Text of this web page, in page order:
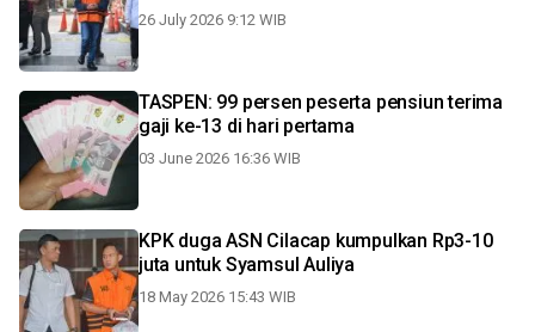
26 July 2026 9:12 WIB
TASPEN: 99 persen peserta pensiun terima
gaji ke-13 di hari pertama
03 June 2026 16:36 WIB
KPK duga ASN Cilacap kumpulkan Rp3-10
juta untuk Syamsul Auliya
18 May 2026 15:43 WIB